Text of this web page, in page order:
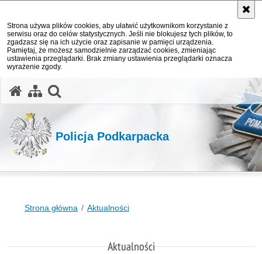
Strona używa plików cookies, aby ułatwić użytkownikom korzystanie z
serwisu oraz do celów statystycznych. Jeśli nie blokujesz tych plików, to
zgadzasz się na ich użycie oraz zapisanie w pamięci urządzenia.
Pamiętaj, że możesz samodzielnie zarządzać cookies, zmieniając
ustawienia przeglądarki. Brak zmiany ustawienia przeglądarki oznacza
wyrażenie zgody.
Policja Podkarpacka
Strona główna Aktualności
Aktualności